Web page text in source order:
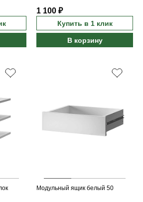
1 100 ₽
Купить в 1 клик
В корзину
Модульный ящик белый 50